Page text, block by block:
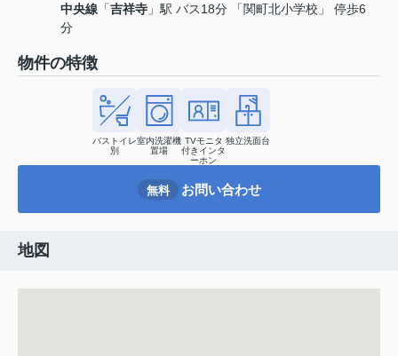
中央線 「吉祥寺 」駅 バス18分 「関町北小学校」 停歩6
分
物件の特徴
バストイレ
別
室内洗濯機
置場
TVモニタ
付きインタ
ーホン
独立洗面台
無料 お問い合わせ
地図